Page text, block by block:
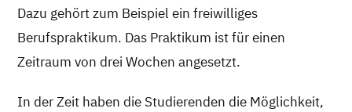
Dazu gehört zum Beispiel ein freiwilliges
Berufspraktikum. Das Praktikum ist für einen
Zeitraum von drei Wochen angesetzt.
In der Zeit haben die Studierenden die Möglichkeit,